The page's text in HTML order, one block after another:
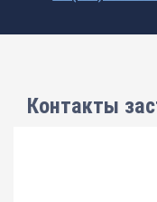
Контакты